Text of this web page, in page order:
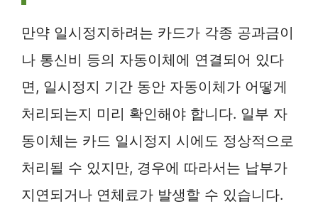
만약 일시정지하려는 카드가 각종 공과금이
나 통신비 등의 자동이체에 연결되어 있다
면, 일시정지 기간 동안 자동이체가 어떻게
처리되는지 미리 확인해야 합니다. 일부 자
동이체는 카드 일시정지 시에도 정상적으로
처리될 수 있지만, 경우에 따라서는 납부가
지연되거나 연체료가 발생할 수 있습니다.